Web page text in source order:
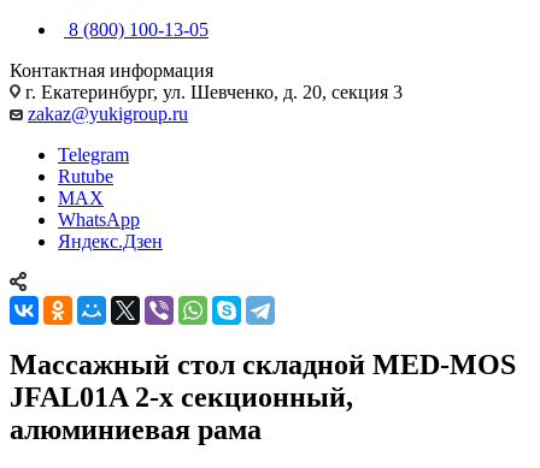
8 (800) 100-13-05
Контактная информация
г. Екатеринбург, ул. Шевченко, д. 20, секция 3
zakaz@yukigroup.ru
Telegram
Rutube
MAX
WhatsApp
Яндекс.Дзен
Массажный стол складной MED-MOS
JFAL01A 2-х секционный,
алюминиевая рама